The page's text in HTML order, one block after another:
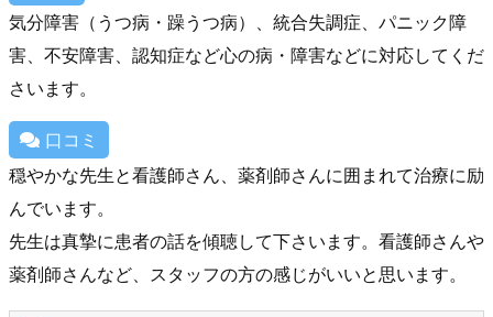
気分障害（うつ病・躁うつ病）、統合失調症、パニック障
害、不安障害、認知症など心の病・障害などに対応してくだ
さいます。
口コミ
穏やかな先生と看護師さん、薬剤師さんに囲まれて治療に励
んでいます。
先生は真摯に患者の話を傾聴して下さいます。看護師さんや
薬剤師さんなど、スタッフの方の感じがいいと思います。